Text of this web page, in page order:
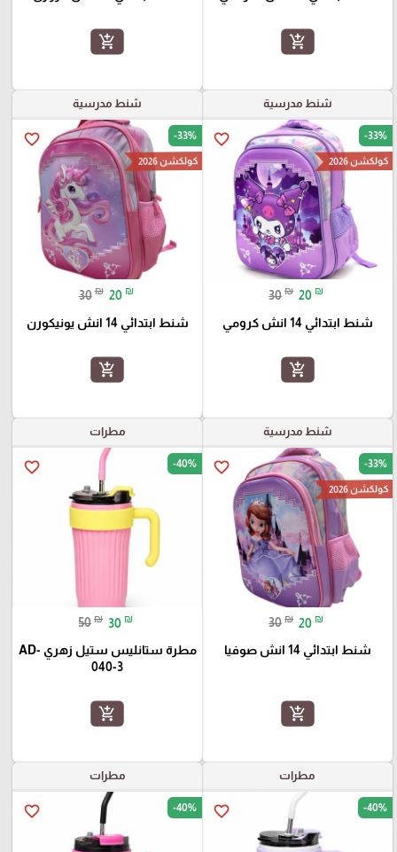
add_shopping_cart
add_shopping_cart
شنط مدرسية
favorite_border -33%
كولكشن 2026
30 ₪ 20 ₪
شنط ابتدائي 14 انش كرومي
add_shopping_cart
شنط مدرسية
favorite_border -33%
كولكشن 2026
30 ₪ 20 ₪
شنط ابتدائي 14 انش يونيكورن
add_shopping_cart
شنط مدرسية
favorite_border -33%
كولكشن 2026
30 ₪ 20 ₪
شنط ابتدائي 14 انش صوفيا
add_shopping_cart
مطرات
favorite_border -40%
50 ₪ 30 ₪
مطرة ستانليس ستيل زهري AD-
040-3
add_shopping_cart
مطرات
favorite_border -40%
مطرات
favorite_border -40%